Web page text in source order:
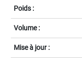
Poids :
Volume :
Mise à jour :